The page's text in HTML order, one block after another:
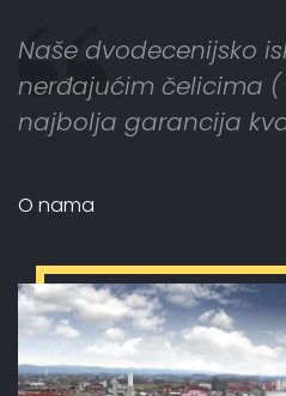
Naše dvodecenijsko
nerđajućim čelicima (
najbolja garancija
O nama